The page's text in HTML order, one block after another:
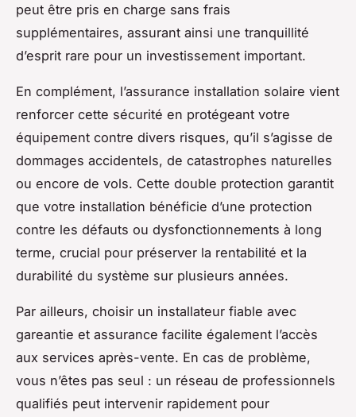
peut être pris en charge sans frais
supplémentaires, assurant ainsi une tranquillité
d’esprit rare pour un investissement important.
En complément, l’assurance installation solaire vient
renforcer cette sécurité en protégeant votre
équipement contre divers risques, qu’il s’agisse de
dommages accidentels, de catastrophes naturelles
ou encore de vols. Cette double protection garantit
que votre installation bénéficie d’une protection
contre les défauts ou dysfonctionnements à long
terme, crucial pour préserver la rentabilité et la
durabilité du système sur plusieurs années.
Par ailleurs, choisir un installateur fiable avec
gareantie et assurance facilite également l’accès
aux services après-vente. En cas de problème,
vous n’êtes pas seul : un réseau de professionnels
qualifiés peut intervenir rapidement pour